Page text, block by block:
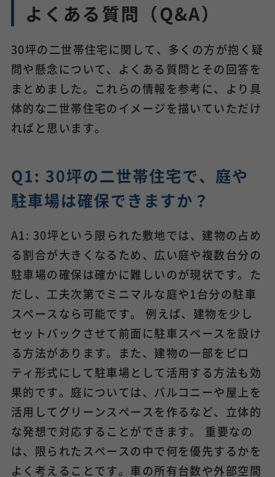
よくある質問（Q&A）
30坪の二世帯住宅に関して、多くの方が抱く疑
問や懸念について、よくある質問とその回答を
まとめました。これらの情報を参考に、より具
体的な二世帯住宅のイメージを描いていただけ
ればと思います。
Q1: 30坪の二世帯住宅で、庭や
駐車場は確保できますか？
A1: 30坪という限られた敷地では、建物の占め
る割合が大きくなるため、広い庭や複数台分の
駐車場の確保は確かに難しいのが現状です。た
だし、工夫次第でミニマルな庭や1台分の駐車
スペースなら可能です。 例えば、建物を少し
セットバックさせて前面に駐車スペースを設け
る方法があります。また、建物の一部をピロ
ティ形式にして駐車場として活用する方法も効
果的です。庭については、バルコニーや屋上を
活用してグリーンスペースを作るなど、立体的
な発想で対応することができます。 重要なの
は、限られたスペースの中で何を優先するかを
よく考えることです。車の所有台数や外部空間